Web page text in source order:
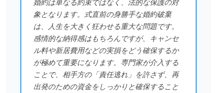
婚約は単なる約束ではなく、法的な保護の対
象となります。式直前の身勝手な婚約破棄
は、人生を大きく狂わせる重大な問題です。
感情的な納得感はもちろんですが、キャンセ
ル料や新居費用などの実損をどう確保するか
が極めて重要になります。専門家が介入する
ことで、相手方の「責任逃れ」を許さず、再
出発のための資金をしっかりと確保すること